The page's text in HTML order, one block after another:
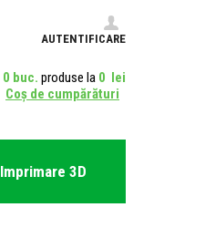
AUTENTIFICARE
0 buc. produse la 0 lei
Coş de cumpărături
Imprimare 3D